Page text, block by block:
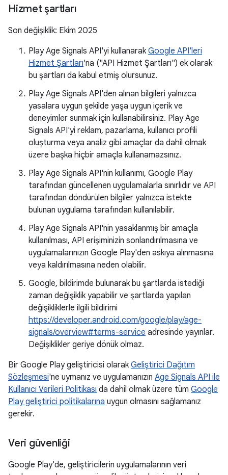
Hizmet şartları
Son değişiklik: Ekim 2025
Play Age Signals API'yi kullanarak Google API'leri
Hizmet Şartları'na ("API Hizmet Şartları") ek olarak
bu şartları da kabul etmiş olursunuz.
Play Age Signals API'den alınan bilgileri yalnızca
yasalara uygun şekilde yaşa uygun içerik ve
deneyimler sunmak için kullanabilirsiniz. Play Age
Signals API'yi reklam, pazarlama, kullanıcı profili
oluşturma veya analiz gibi amaçlar da dahil olmak
üzere başka hiçbir amaçla kullanamazsınız.
Play Age Signals API'nin kullanımı, Google Play
tarafından güncellenen uygulamalarla sınırlıdır ve API
tarafından döndürülen bilgiler yalnızca istekte
bulunan uygulama tarafından kullanılabilir.
Play Age Signals API'nin yasaklanmış bir amaçla
kullanılması, API erişiminizin sonlandırılmasına ve
uygulamalarınızın Google Play'den askıya alınmasına
veya kaldırılmasına neden olabilir.
Google, bildirimde bulunarak bu şartlarda istediği
zaman değişiklik yapabilir ve şartlarda yapılan
değişikliklerle ilgili bildirimi
https://developer.android.com/google/play/age-
signals/overview#terms-service adresinde yayınlar.
Değişiklikler geriye dönük olmaz.
Bir Google Play geliştiricisi olarak Geliştirici Dağıtım
Sözleşmesi'ne uymanız ve uygulamanızın Age Signals API ile
Kullanıcı Verileri Politikası da dahil olmak üzere tüm Google
Play geliştirici politikalarına uygun olmasını sağlamanız
gerekir.
Veri güvenliği
Google Play'de, geliştiricilerin uygulamalarının veri